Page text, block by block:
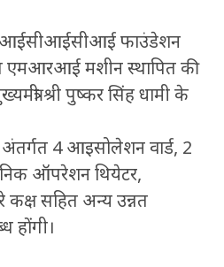
आईसीआईसीआई फाउंडेशन
एमआरआई मशीन स्थापित की
श्री पुष्कर सिंह धामी के
4 आइसोलेशन वार्ड, 2
ऑपरेशन थियेटर,
सहित अन्य उन्नत
होंगी।